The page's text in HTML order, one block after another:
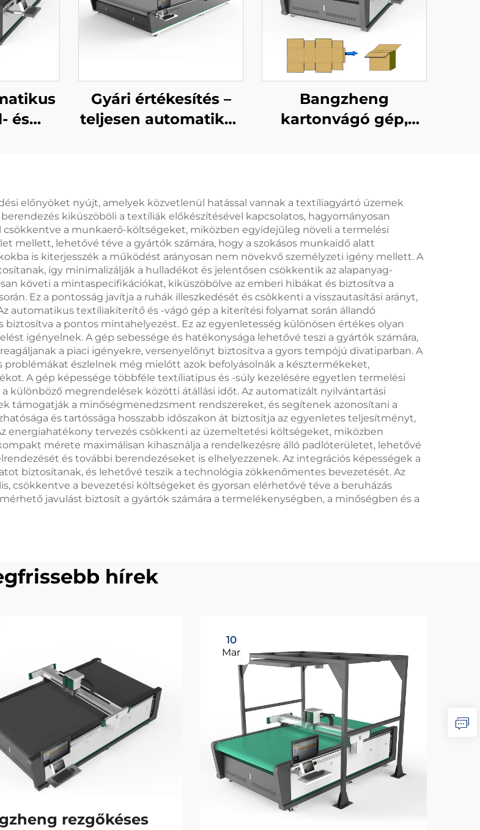
és
Gyári értékesítés –
teljesen automatikus
gép
Bangzheng
kartonvágó gép,
előnyöket nyújt, amelyek közvetlenül hatással vannak a textíliagyártó üzemek
kiküszöböli a textíliák előkészítésével kapcsolatos, hagyományosan
csökkentve a munkaerő-költségeket, miközben egyidejűleg növeli a termelési
mellett, lehetővé téve a gyártók számára, hogy a szokásos munkaidő alatt
is kiterjesszék a működést arányosan nem növekvő személyzeti igény mellett. A
így minimalizálják a hulladékot és jelentősen csökkentik az alapanyag-
követi a mintaspecifikációkat, kiküszöbölve az emberi hibákat és biztosítva a
Ez a pontosság javítja a ruhák illeszkedését és csökkenti a visszautasítási arányt,
automatikus textíliakiterítő és -vágó gép a kiterítési folyamat során állandó
a pontos mintahelyezést. Ez az egyenletesség különösen értékes olyan
igényelnek. A gép sebessége és hatékonysága lehetővé teszi a gyártók számára,
a piaci igényekre, versenyelőnyt biztosítva a gyors tempójú divatiparban. A
észlelnek még mielőtt azok befolyásolnák a késztermékeket,
A gép képessége többféle textíliatípus és -súly kezelésére egyetlen termelési
különböző megrendelések közötti átállási időt. Az automatizált nyilvántartási
támogatják a minőségmenedzsment rendszereket, és segítenek azonosítani a
és tartóssága hosszabb időszakon át biztosítja az egyenletes teljesítményt,
energiahatékony tervezés csökkenti az üzemeltetési költségeket, miközben
mérete maximálisan kihasználja a rendelkezésre álló padlóterületet, lehetővé
és további berendezéseket is elhelyezzenek. Az integrációs képességek a
biztosítanak, és lehetővé teszik a technológia zökkenőmentes bevezetését. Az
csökkentve a bevezetési költségeket és gyorsan elérhetővé téve a beruházás
javulást biztosít a gyártók számára a termelékenységben, a minőségben és a
hírek
rezgőkéses
10
Mar